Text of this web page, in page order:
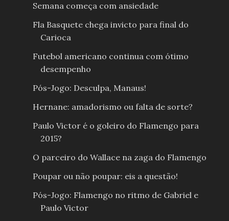
Semana começa com ansiedade
Fla Basquete chega invicto para final do
Carioca
Futebol americano continua com ótimo
desempenho
Pós-Jogo: Desculpa, Manaus!
Hernane: amadorismo ou falta de sorte?
Paulo Victor é o goleiro do Flamengo para
2015?
O parceiro do Wallace na zaga do Flamengo
Poupar ou não poupar: eis a questão!
Pós-Jogo: Flamengo no ritmo de Gabriel e
Paulo Victor